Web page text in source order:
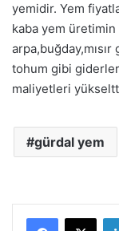
yemidir. Yem
kaba yem üretimin
tohum gibi
maliyetleri
gürdal yem